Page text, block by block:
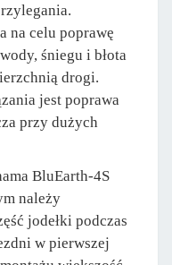
na celu poprawę
śniegu i błota
drogi.
jest poprawa
przy dużych
BluEarth-4S
należy
jodełki podczas
w pierwszej